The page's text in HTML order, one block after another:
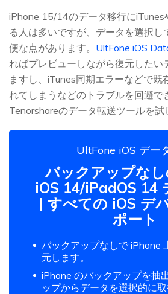
iPhone 15/14のデータ移行にiTunes
る人は多いですが、データを選択し
便な点があります。 UltFone iOS
ればプレビューしながら復元したい
ますし、iTunes同期エラーなどで既
れてしまうなどのトラブルを回避で
Tenorshareのデータ転送ツールを試
UltFone iOS デー
バックアップな
iOS 14/iPadOS 14
| すべての iOS デ
ポート
バックアップなしで iPhone
元します。
iPhone のバックアップを抽
ップからデータを選択的に取